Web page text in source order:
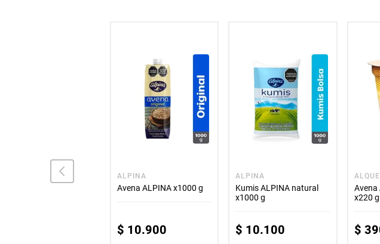
ALPINA
Avena ALPINA x1000 g
$ 10.900
ALPINA
Kumis ALPINA natural
x1000 g
$ 10.100
Avena
x220 g
$